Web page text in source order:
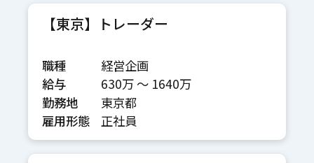
【東京】トレーダー
職種
経営企画
給与
630万 〜 1640万
勤務地
東京都
雇用形態
正社員